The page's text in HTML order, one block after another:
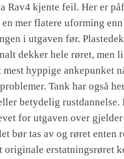
Rav4 kjente feil. Her er
mer flatere uforming enn
i utgaven før.
dekker hele røret, men
mest hyppige ankepunket
Tank har også
betydelig rustdannelse.
for utgaven over gjelder
bør tas av og røret enten
originale erstatningsrøret